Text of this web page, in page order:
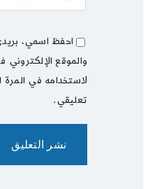
احفظ اسمي،
والموقع الإلكتروني
لاستخدامه في المرة
تعليقي.